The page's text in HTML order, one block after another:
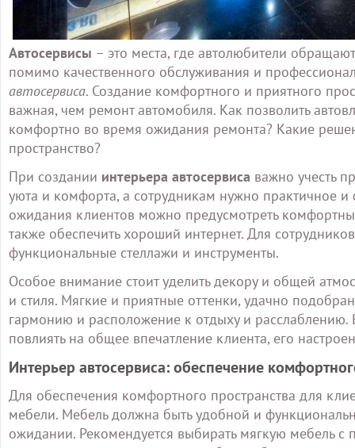
Автосервисы – это места, где автолюбители
помимо качественного обслуживания и
автосервиса. Создание комфортного и приятного
важная, чем ремонт автомобиля. Как позволить
комфортно во время ожидания ремонта? Какие
пространство?
При создании интерьера автосервиса важно учесть
уюта и комфорта, а сотрудникам нужно практичное
ожидания клиентов можно предусмотреть
также обеспечить хороший интернет. Для
функциональные стеллажи и инструменты.
Особое внимание стоит уделить декору и общей
и стиля. Мягкие и приятные оттенки, удачно
гармонию и расположение к отдыху и
повлиять на общее впечатление клиента, его
Интерьер автосервиса: обеспечение
Для обеспечения комфортного пространства для
мебели. Мебель должна быть удобной и
ожидании. Рекомендуется выбирать мягкую мебель с